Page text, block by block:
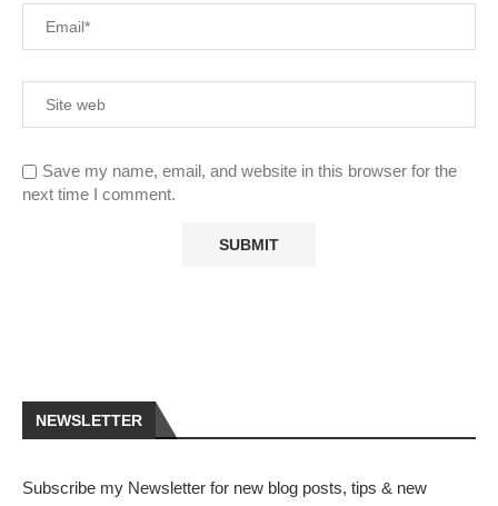
Save my name, email, and website in this browser for the
next time I comment.
NEWSLETTER
Subscribe my Newsletter for new blog posts, tips & new